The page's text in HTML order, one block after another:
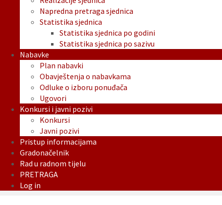
Napredna pretraga sjednica
Statistika sjednica
Statistika sjednica po godini
Statistika sjednica po sazivu
Nabavke
Plan nabavki
Obavještenja o nabavkama
Odluke o izboru ponuđača
Ugovori
Konkursi i javni pozivi
Konkursi
Javni pozivi
Pristup informacijama
Gradonačelnik
Rad u radnom tijelu
PRETRAGA
Log in